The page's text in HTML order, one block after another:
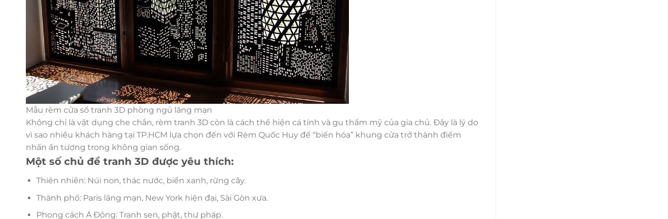
Mẫu rèm cửa sổ tranh 3D phòng ngủ lãng mạn
Không chỉ là vật dụng che chắn, rèm tranh 3D còn là cách thể hiện cá tính và gu thẩm mỹ của gia chủ. Đây là lý do
vì sao nhiều khách hàng tại TP.HCM lựa chọn đến với Rèm Quốc Huy để “biến hóa” khung cửa trở thành điểm
nhấn ấn tượng trong không gian sống.
Một số chủ đề tranh 3D được yêu thích:
Thiên nhiên: Núi non, thác nước, biển xanh, rừng cây.
Thành phố: Paris lãng mạn, New York hiện đại, Sài Gòn xưa.
Phong cách Á Đông: Tranh sen, phật, thư pháp.